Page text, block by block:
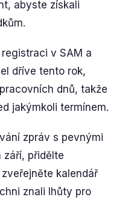
abyste získali
v SAM a
dříve tento rok,
dnů, takže
jakýmkoli termínem.
zpráv s pevnými
září, přidělte
kalendář
znali lhůty pro